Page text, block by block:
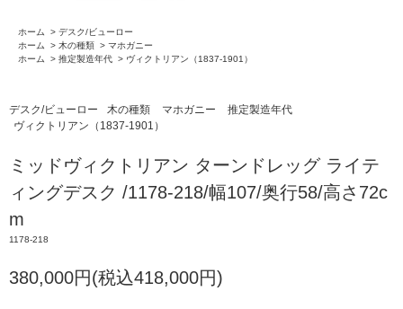
ホーム > デスク/ビューロー
ホーム
> 木の種類 > マホガニー
ホーム
> 推定製造年代 > ヴィクトリアン（1837-1901）
デスク/ビューロー 木の種類 マホガニー
推定製造年代
ヴィクトリアン（1837-1901）
ミッドヴィクトリアン ターンドレッグ ライテ
ィングデスク /1178-218/幅107/奥行58/高さ72c
m
1178-218
380,000円(税込418,000円)